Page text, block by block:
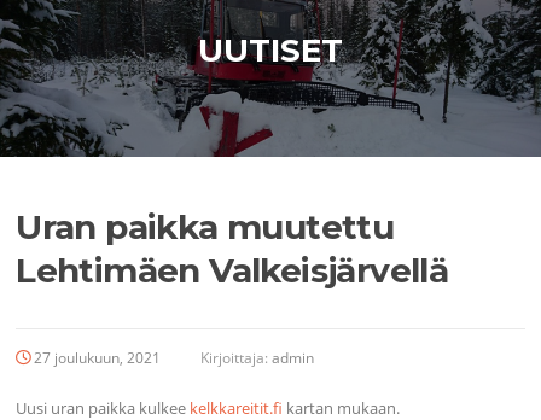
UUTISET
Uran paikka muutettu
Lehtimäen Valkeisjärvellä
27 joulukuun, 2021 Kirjoittaja:admin
Uusi uran paikka kulkee kelkkareitit.fi kartan mukaan.